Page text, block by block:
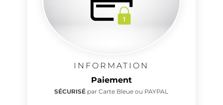
INFORMATION
Paiement
SÉCURISÉ par Carte Bleue ou PAYPAL